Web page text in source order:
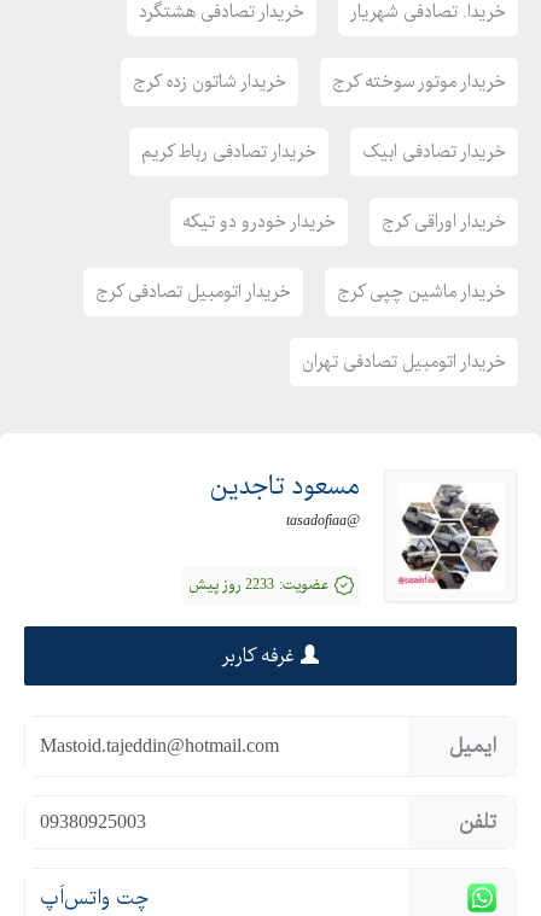
خریدا. تصادفی شهریار خریدار تصادفی هشتگرد
خریدار موتور سوخته کرج خریدار شاتون زده کرج
خریدار تصادفی ابیک خریدار تصادفی رباط کریم
خریدار اوراقی کرج خریدار خودرو دو تیکه
خریدار ماشین چپی کرج خریدار اتومبیل تصادفی کرج
خریدار اتومبیل تصادفی تهران
مسعود تاجدین
@tasadofiaa
عضویت: 2233 روز پیش
غرفه کاربر
ایمیل Mastoid.tajeddin@hotmail.com
تلفن 09380925003
چت واتس‌اَپ